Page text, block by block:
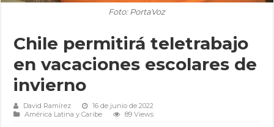
Foto: PortaVoz
Chile permitirá teletrabajo
en vacaciones escolares de
invierno
David Ramírez
16 de junio de 2022
América Latina y Caribe
89 Views